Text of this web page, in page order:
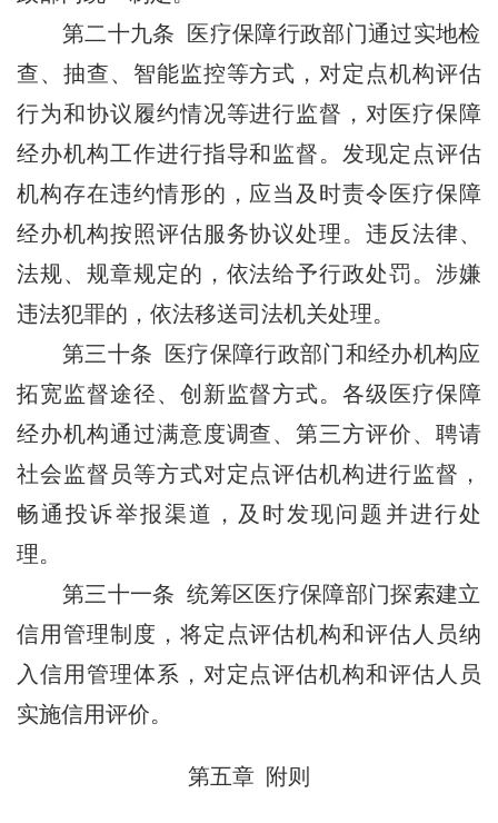
第二十九条 医疗保障行政部门通过实地检
查、抽查、智能监控等方式，对定点机构评估
行为和协议履约情况等进行监督，对医疗保障
经办机构工作进行指导和监督。发现定点评估
机构存在违约情形的，应当及时责令医疗保障
经办机构按照评估服务协议处理。违反法律、
法规、规章规定的，依法给予行政处罚。涉嫌
违法犯罪的，依法移送司法机关处理。
第三十条 医疗保障行政部门和经办机构应
拓宽监督途径、创新监督方式。各级医疗保障
经办机构通过满意度调查、第三方评价、聘请
社会监督员等方式对定点评估机构进行监督，
畅通投诉举报渠道，及时发现问题并进行处
理。
第三十一条 统筹区医疗保障部门探索建立
信用管理制度，将定点评估机构和评估人员纳
入信用管理体系，对定点评估机构和评估人员
实施信用评价。
第五章 附则